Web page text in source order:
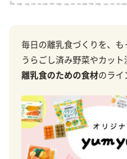
毎日の離乳食づくりを、も
うらごし済み野菜やカッ
離乳食のための食材のライ